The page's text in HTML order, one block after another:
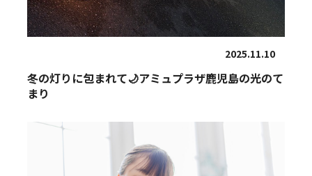
2025.11.10
冬の灯りに包まれて🌙アミュプラザ鹿児島の光のて
まり